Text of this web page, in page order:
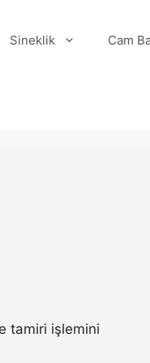
Sineklik Cam
tamiri işlemini